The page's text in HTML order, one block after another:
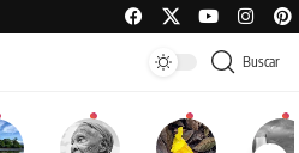
Buscar